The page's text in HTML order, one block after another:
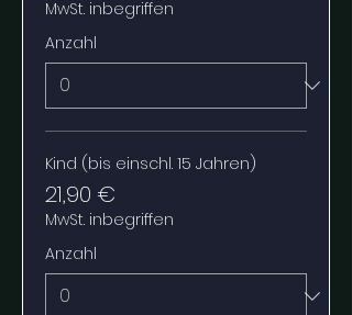
MwSt. inbegriffen
Anzahl
Kind (bis einschl. 15 Jahren)
21,90 €
MwSt. inbegriffen
Anzahl